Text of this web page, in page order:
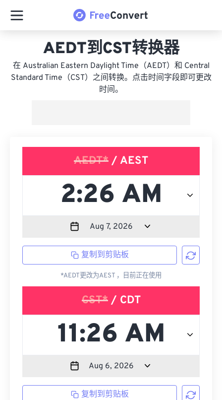
AEDT到CST转换器
在 Australian Eastern Daylight Time（AEDT）和 Central
Standard Time（CST）之间转换。点击时间字段即可更改
时间。
AEDT* / AEST
复制到剪贴板
*AEDT更改为AEST ，目前正在使用
CST*/ CDT
复制到剪贴板